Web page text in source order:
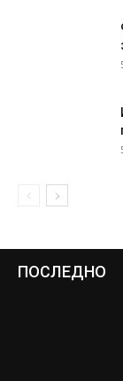
ПОСЛЕДНО